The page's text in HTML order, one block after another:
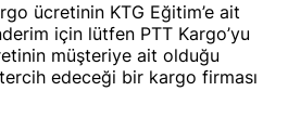
ücretinin KTG Eğitim’e ait
için lütfen PTT Kargo’yu
müşteriye ait olduğu
edeceği bir kargo firması